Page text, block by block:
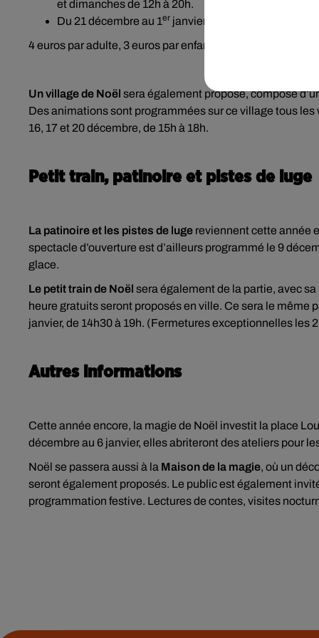
et dimanches de 12h à 20h.
Du 21 décembre au 1er janvier : tous les jours de 12h
4 euros par adulte, 3 euros par enfant (-10 ans).
Un village de Noël sera également proposé, composé
Des animations sont programmées sur ce village tous
16, 17 et 20 décembre, de 15h à 18h.
Petit train, patinoire et pistes de luge
La patinoire et les pistes de luge reviennent cette année
spectacle d’ouverture est d’ailleurs programmé le 9
glace.
Le petit train de Noël sera également de la partie, avec
heure gratuits seront proposés en ville. Ce sera le même
janvier, de 14h30 à 19h. (Fermetures exceptionnelles les
Autres informations
Cette année encore, la magie de Noël investit la place
décembre au 6 janvier, elles abriteront des ateliers pour
Noël se passera aussi à la Maison de la magie, où un
seront également proposés. Le public est également
programmation festive. Lectures de contes, visites